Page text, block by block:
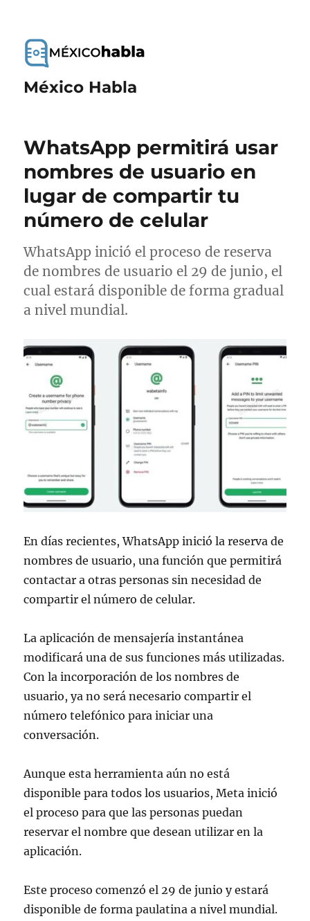
México Habla
WhatsApp permitirá usar
nombres de usuario en
lugar de compartir tu
número de celular
WhatsApp inició el proceso de reserva
de nombres de usuario el 29 de junio, el
cual estará disponible de forma gradual
a nivel mundial.
En días recientes, WhatsApp inició la reserva de
nombres de usuario, una función que permitirá
contactar a otras personas sin necesidad de
compartir el número de celular.
La aplicación de mensajería instantánea
modificará una de sus funciones más utilizadas.
Con la incorporación de los nombres de
usuario, ya no será necesario compartir el
número telefónico para iniciar una
conversación.
Aunque esta herramienta aún no está
disponible para todos los usuarios, Meta inició
el proceso para que las personas puedan
reservar el nombre que desean utilizar en la
aplicación.
Este proceso comenzó el 29 de junio y estará
disponible de forma paulatina a nivel mundial.